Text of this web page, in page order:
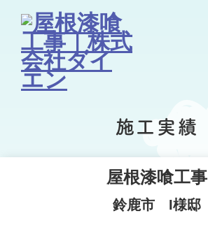
施工実績
屋根漆喰工事
鈴鹿市 I様邸